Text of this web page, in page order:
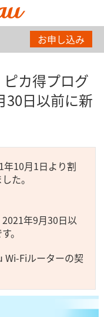
お申し込み
カ得プログ
30日以前に新
10月1日より割
た。
年9月30日以
。
Wi-Fiルーターの契